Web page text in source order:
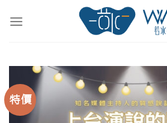
特價